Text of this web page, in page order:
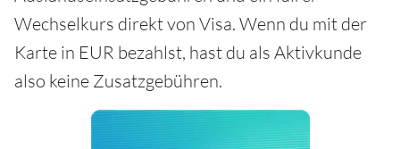
Wechselkurs direkt von Visa. Wenn du mit der
Karte in EUR bezahlst, hast du als Aktivkunde
also keine Zusatzgebühren.